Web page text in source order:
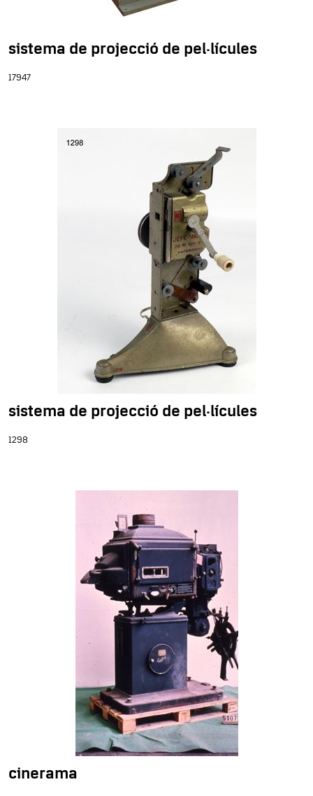
sistema de projecció de pel·lícules
17947
sistema de projecció de pel·lícules
1298
cinerama